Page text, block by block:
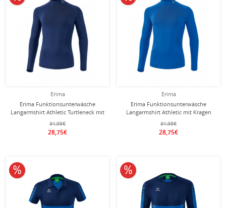
Erima
Erima Funktionsunterwäsche
Langarmshirt Athletic Turtleneck mit
Kragen (nahtlos) navyblau Herren
31,95€
28,75€
Erima
Erima Funktionsunterwäsche
Langarmshirt Athletic mit Kragen
(nahtlos) royalblau Herren
31,95€
28,75€
10% reduziert 10% reduziert